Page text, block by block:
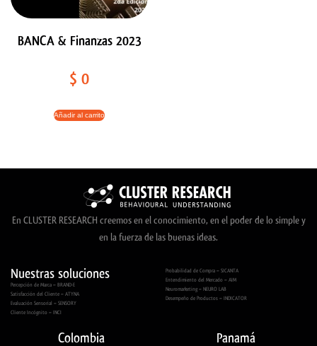
BANCA & Finanzas 2023
$ 0
Añadir al carrito
En CLUSTER RESEARCH creemos en el conocimiento, en el poder de lo simple y
en la fuerza de las buenas ideas.
Nuestras soluciones
Percepción de Marca – BRAND-E
Satisfacción del Cliente – ATYNA
Evaluación Sensorial – SENSORY
Cliente Incógnito – INCI
Probabilidad de Compra – SICANTA
Entendimiento del Mercado – AIM
Neuromarketing – NEURO LAB
Desempeño de Productos – INDICATOR
Colombia Panamá